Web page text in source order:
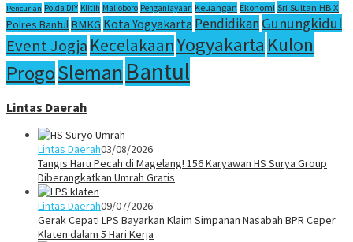
Pencurian Polda DIY Klitih Malioboro Penganiayaan Keuangan Ekonomi Sri Sultan HB X
Polres Bantul BMKG Kota Yogyakarta PendidikanGunungkidul
Event Jogja KecelakaanYogyakarta Kulon
ProgoSleman Bantul
Lintas Daerah
Lintas Daerah03/08/2026
Tangis Haru Pecah di Magelang! 156 Karyawan HS Surya Group
Diberangkatkan Umrah Gratis
Lintas Daerah09/07/2026
Gerak Cepat! LPS Bayarkan Klaim Simpanan Nasabah BPR Ceper
Klaten dalam 5 Hari Kerja